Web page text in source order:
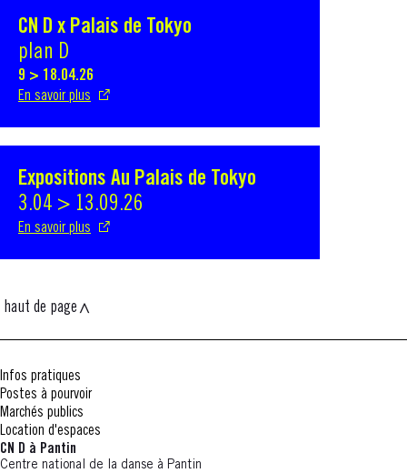
CN D x Palais de Tokyo
plan D
9 > 18.04.26
En savoir plus
S'ouvre dans une nouvelle fenêtre
Expositions Au Palais de Tokyo
3.04 > 13.09.26
En savoir plus
S'ouvre dans une nouvelle fenêtre
haut de page
Infos pratiques
Postes à pourvoir
Marchés publics
Location d'espaces
CN D à Pantin
Centre national de la danse à Pantin